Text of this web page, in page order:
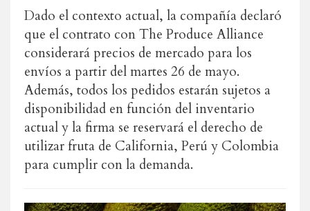
Dado el contexto actual, la compañía declaró
que el contrato con The Produce Alliance
considerará precios de mercado para los
envíos a partir del martes 26 de mayo.
Además, todos los pedidos estarán sujetos a
disponibilidad en función del inventario
actual y la firma se reservará el derecho de
utilizar fruta de California, Perú y Colombia
para cumplir con la demanda.